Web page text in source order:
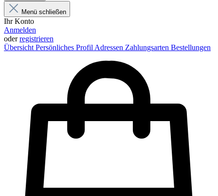
Menü schließen
Ihr Konto
Anmelden
oderregistrieren
Übersicht Persönliches Profil Adressen Zahlungsarten Bestellungen